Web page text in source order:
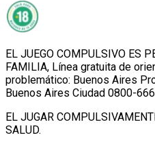
EL JUEGO COMPULSIVO ES
FAMILIA, Línea gratuita de
problemático: Buenos Aires
Buenos Aires Ciudad 0800-
EL JUGAR
SALUD.